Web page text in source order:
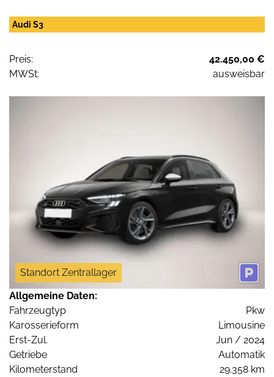
Audi S3
Preis:
42.450,00 €
MWSt:
ausweisbar
Standort Zentrallager
Allgemeine Daten:
Fahrzeugtyp
Pkw
Karosserieform
Limousine
Erst-Zul.
Jun / 2024
Getriebe
Automatik
Kilometerstand
29.358 km